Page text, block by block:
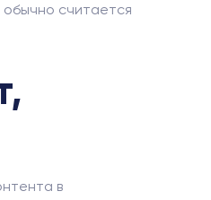
обычно считается
в